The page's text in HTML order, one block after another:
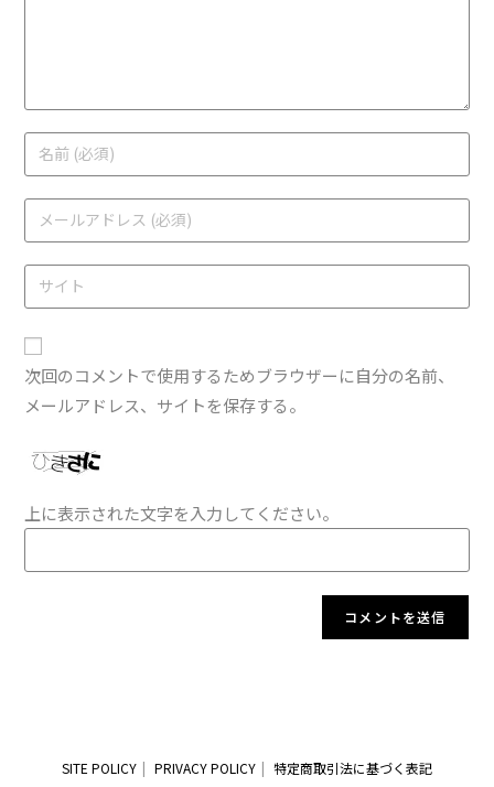
次回のコメントで使用するためブラウザーに自分の名前、
メールアドレス、サイトを保存する。
上に表示された文字を入力してください。
SITE POLICY PRIVACY POLICY 特定商取引法に基づく表記